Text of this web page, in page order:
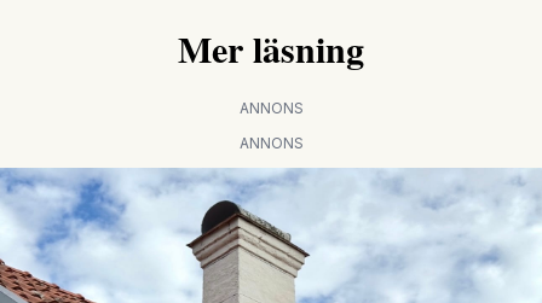
Mer läsning
ANNONS
ANNONS